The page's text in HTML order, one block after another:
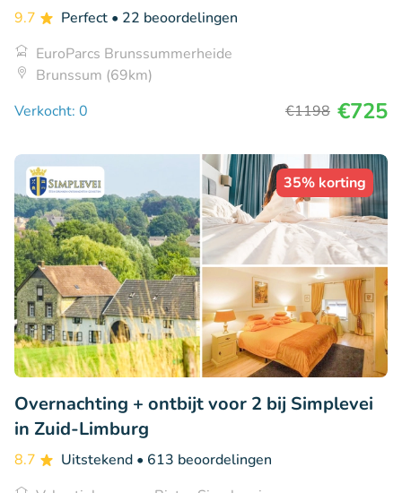
9.7 Perfect • 22 beoordelingen
EuroParcs Brunssummerheide
Brunssum (69km)
Verkocht: 0
€1198 €725
35% korting
Overnachting + ontbijt voor 2 bij Simplevei
in Zuid-Limburg
8.7 Uitstekend • 613 beoordelingen